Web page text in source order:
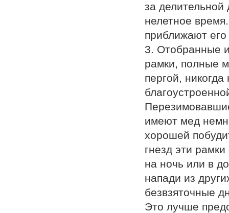
за делительной
нелетное
приближают
3. Отобранные
рамки, полные
пергой,
имеют мед
хорошей
гнезд эти
на ночь или в
напади из
безвзяточные
Это лучше